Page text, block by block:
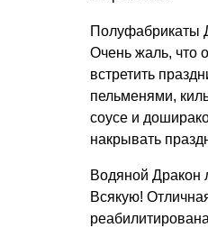
Полуфабрикаты
Очень жаль, что
встретить
пельменями,
соусе и
накрывать
Водяной Дракон
Всякую!